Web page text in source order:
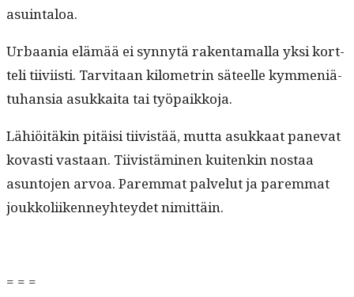
asuintaloa.
Urbaa­nia elämää ei syn­nytä rak­en­ta­mal­la yksi kort­
teli tiivi­isti. Tarvi­taan kilo­metrin säteelle kym­meniä­
tuhan­sia asukkai­ta tai työpaikkoja.
Lähiöitäkin pitäisi tiivistää, mut­ta asukkaat panevat
kovasti vas­taan. Tiivistämi­nen kuitenkin nos­taa
asun­to­jen arvoa. Parem­mat palve­lut ja parem­mat
joukkoli­iken­ney­htey­det nimittäin.
= = =